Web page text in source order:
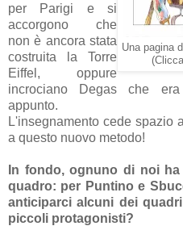
Una pagina
per Parigi e si
accorgono che
non è ancora stata
costruita la Torre
Eiffel, oppure
incrociano Degas che era
appunto.
L'insegnamento cede spazio
a questo nuovo metodo!
In fondo, ognuno di noi
quadro: per Puntino e
anticiparci alcuni dei
piccoli protagonisti?